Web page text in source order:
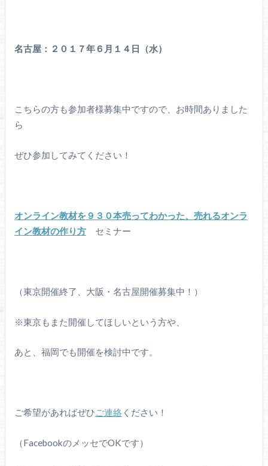
名古屋：２０１７年６月１４日（水）
こちらの方も参加者様募集中ですので、お時間ありました
ら
ぜひ参加してみてください！
オンライン教材を９３０本売ってわかった、売れるオンラ
イン教材の作り方セミナー
（東京開催終了、大阪・名古屋開催募集中！）
※東京もまた開催してほしいという方や、
あと、福岡でも開催を検討中です。
ご希望があればぜひご連絡ください！
（FacebookのメッセでOKです）